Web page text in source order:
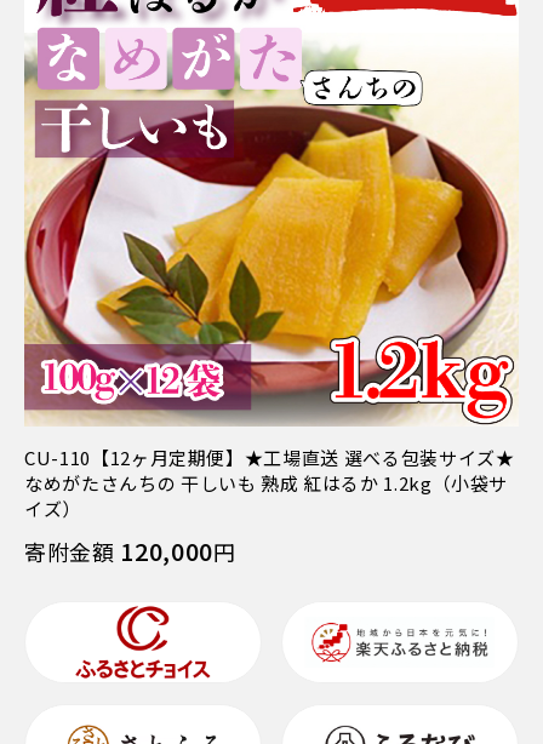
CU-110【12ヶ月定期便】★工場直送 選べる包装サイズ★
なめがたさんちの 干しいも 熟成 紅はるか 1.2kg（小袋サ
イズ）
寄附金額 120,000円